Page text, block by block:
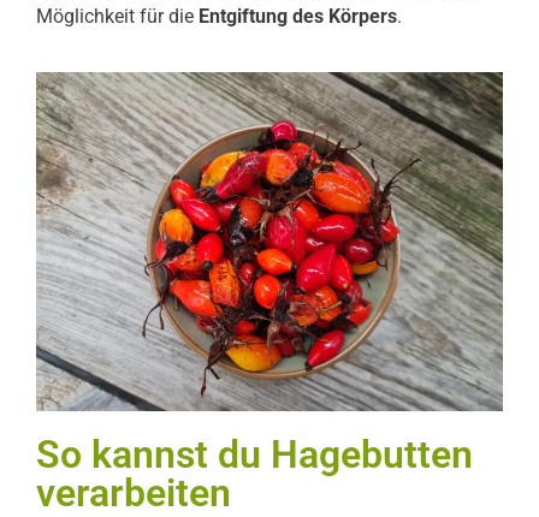
Möglichkeit für die Entgiftung des Körpers.
So kannst du Hagebutten
verarbeiten